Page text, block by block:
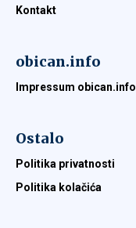
Kontakt
obican.info
Impressum obican.info
Ostalo
Politika privatnosti
Politika kolačića